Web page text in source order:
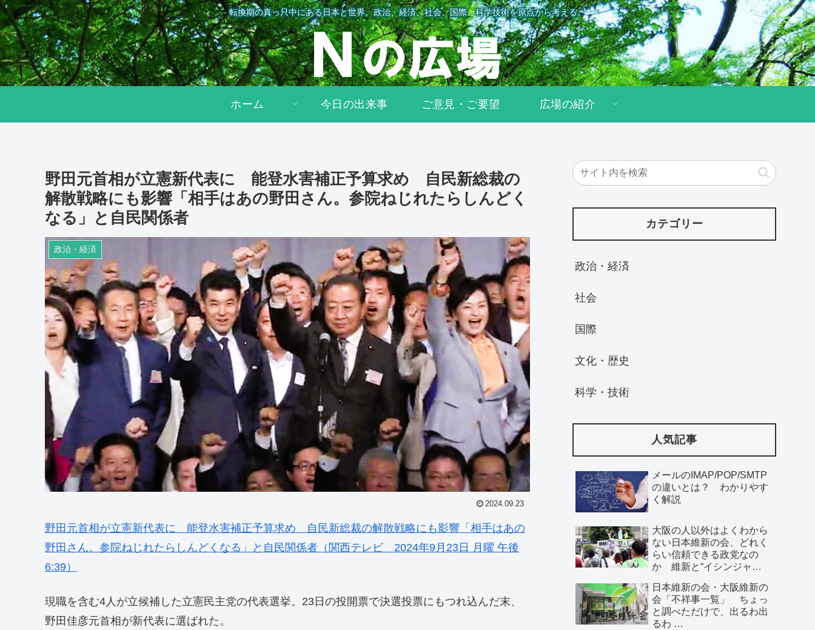
転換期の真っ只中にある日本と世界。政治、経済、社会、国際、科学技術を原点から考える。
ホーム 今日の出来事 ご意見・ご要望 広場の紹介
野田元首相が立憲新代表に 能登水害補正予算求め 自民新総裁の
解散戦略にも影響「相手はあの野田さん。参院ねじれたらしんどく
なる」と自民関係者
政治・経済
2024.09.23
野田元首相が立憲新代表に 能登水害補正予算求め 自民新総裁の解散戦略にも影響「相手はあの
野田さん。参院ねじれたらしんどくなる」と自民関係者（関西テレビ 2024年9月23日 月曜 午後
6:39）
現職を含む4人が立候補した立憲民主党の代表選挙。23日の投開票で決選投票にもつれ込んだ末、
野田佳彦元首相が新代表に選ばれた。
カテゴリー
政治・経済
社会
国際
文化・歴史
科学・技術
人気記事
メールのIMAP/POP/SMTP
の違いとは？ わかりやす
く解説
大阪の人以外はよくわから
ない日本維新の会、どれく
らい信頼できる政党なの
か 維新と“イシンジャ
る、大阪で起きていること
日本維新の会・大阪維新の
会「不祥事一覧」 ちょっ
と調べただけで、出るわ出
るわ …